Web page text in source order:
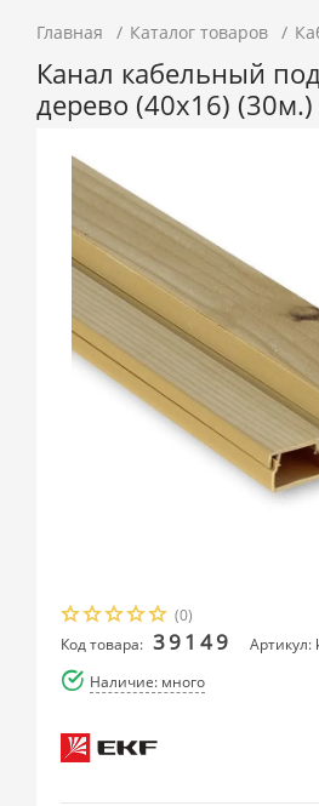
Главная Каталог товаров
Канал кабельный
дерево (40х16) (30м.)
(0)
Код товара: 39149
Артикул:
Наличие: много